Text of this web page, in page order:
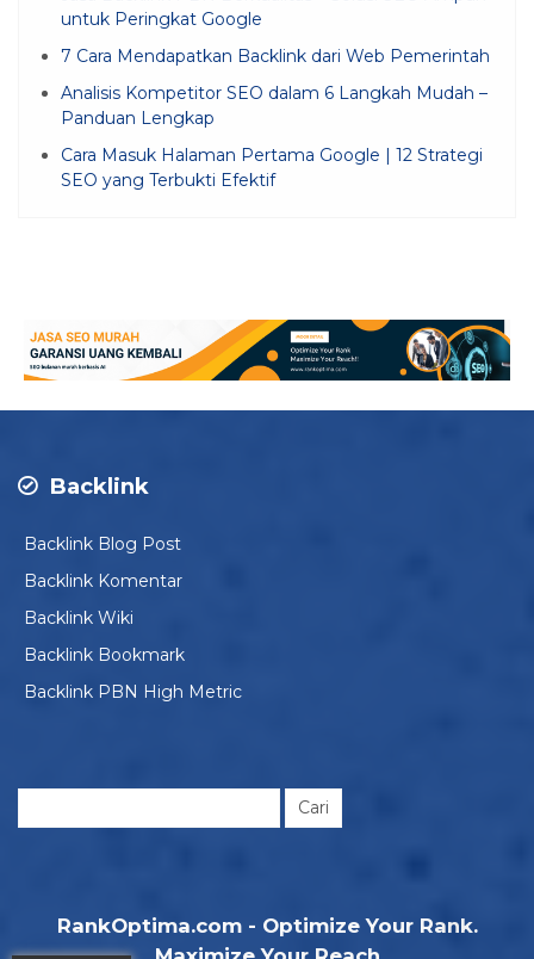
untuk Peringkat Google
7 Cara Mendapatkan Backlink dari Web Pemerintah
Analisis Kompetitor SEO dalam 6 Langkah Mudah –
Panduan Lengkap
Cara Masuk Halaman Pertama Google | 12 Strategi
SEO yang Terbukti Efektif
Backlink
Backlink Blog Post
Backlink Komentar
Backlink Wiki
Backlink Bookmark
Backlink PBN High Metric
Cari
RankOptima.com - Optimize Your Rank.